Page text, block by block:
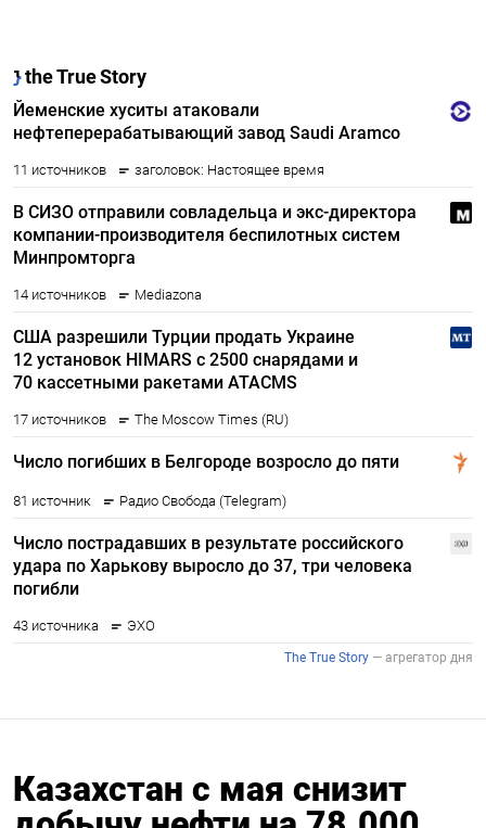
Казахстан с мая снизит